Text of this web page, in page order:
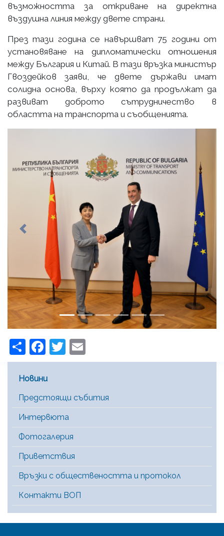
възможността за откриване на директна
въздушна линия между двете страни.
През тази година се навършват 75 години от
установяване на дипломатически отношения
между България и Китай. В тази връзка министър
Гвоздейков заяви, че двете държави имат
солидна основа, върху която да продължат да
развиват доброто сътрудничество в
областта на транспорта и съобщенията.
Previous Next
ShareFacebook
Twitter
Main Menu [BG]
Новини
Предстоящи събития
Интервюта
Фотогалерия
Приветствия
Връзки с обществеността и протокол
Контакти ВОП